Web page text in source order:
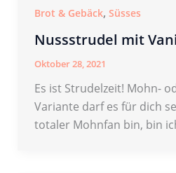
Brot & Gebäck, Süsses
Nussstrudel mit
Oktober 28, 2021
Es ist Strudelzeit! Mohn-
Variante darf es für dich
totaler Mohnfan bin, bin